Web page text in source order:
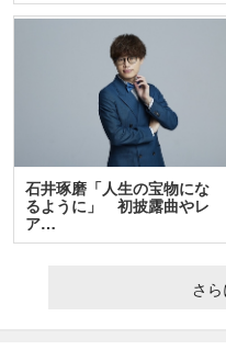
石井琢磨「人生の宝物にな
るように」 初披露曲やレ
ア…
さ